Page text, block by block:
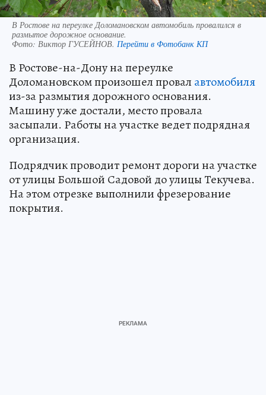
В Ростове на переулке Доломановском автомобиль провалился в
размытое дорожное основание.
Фото: Виктор ГУСЕЙНОВ. Перейти в Фотобанк КП
В Ростове-на-Дону на переулке
Доломановском произошел провал автомобиля
из-за размытия дорожного основания.
Машину уже достали, место провала
засыпали. Работы на участке ведет подрядная
организация.
Подрядчик проводит ремонт дороги на участке
от улицы Большой Садовой до улицы Текучева.
На этом отрезке выполнили фрезерование
покрытия.